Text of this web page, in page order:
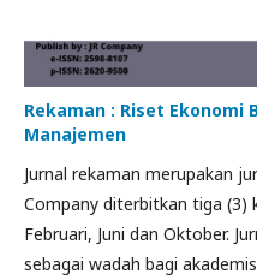
Rekaman : Riset Ekonomi
Manajemen
Jurnal rekaman merupakan
Company diterbitkan tiga (3)
Februari, Juni dan Oktober.
sebagai wadah bagi